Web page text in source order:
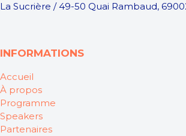
La Sucrière / 49-50 Quai Rambaud,
INFORMATIONS
Accueil
À propos
Programme
Speakers
Partenaires